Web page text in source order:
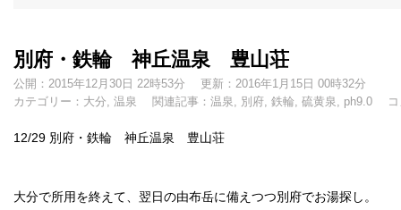
別府・鉄輪 神丘温泉 豊山荘
公開：2015年12月30日 22時53分
更新：2016年1月15日 00時32分
カテゴリー： 大分, 温泉 関連記事： 温泉 , 別府, 鉄輪, 硫黄泉 , ph9.0
12/29 別府・鉄輪 神丘温泉 豊山荘
大分で所用を終えて、翌日の由布岳に備えつつ別府でお湯探し。